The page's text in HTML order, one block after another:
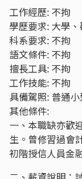
工作經歷: 不拘
學歷要求: 大學、
科系要求: 不拘
語文條件: 不拘
擅長工具: 不拘
工作技能: 不拘
具備駕照: 普通
其他條件:
一、本職缺亦歡
生。曾修習過會
初階授信人員金